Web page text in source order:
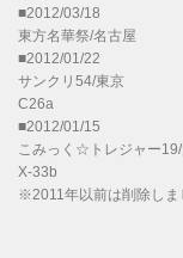
■2012/03/18
東方名華祭/名古屋
■2012/01/22
サンクリ54/東京
C26a
■2012/01/15
こみっく☆トレジャー19/
X-33b
※2011年以前は削除しま